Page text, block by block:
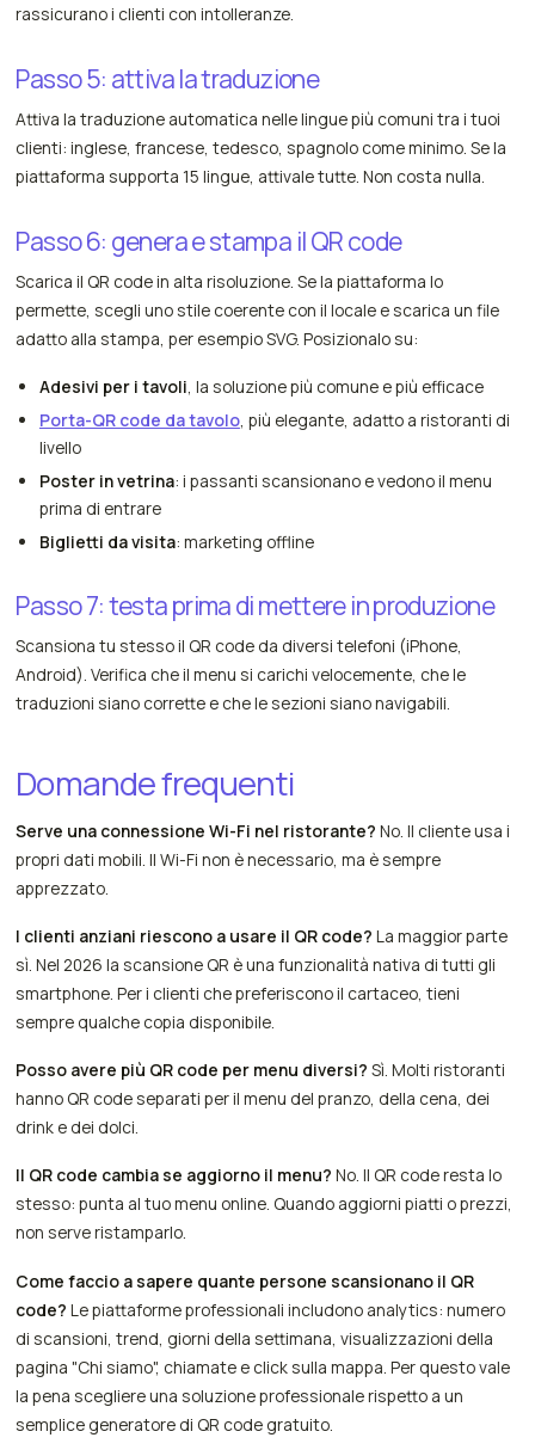
rassicurano i clienti con intolleranze.
Passo 5: attiva la traduzione
Attiva la traduzione automatica nelle lingue più comuni tra i tuoi
clienti: inglese, francese, tedesco, spagnolo come minimo. Se la
piattaforma supporta 15 lingue, attivale tutte. Non costa nulla.
Passo 6: genera e stampa il QR code
Scarica il QR code in alta risoluzione. Se la piattaforma lo
permette, scegli uno stile coerente con il locale e scarica un file
adatto alla stampa, per esempio SVG. Posizionalo su:
Adesivi per i tavoli, la soluzione più comune e più efficace
Porta-QR code da tavolo, più elegante, adatto a ristoranti di
livello
Poster in vetrina: i passanti scansionano e vedono il menu
prima di entrare
Biglietti da visita: marketing offline
Passo 7: testa prima di mettere in produzione
Scansiona tu stesso il QR code da diversi telefoni (iPhone,
Android). Verifica che il menu si carichi velocemente, che le
traduzioni siano corrette e che le sezioni siano navigabili.
Domande frequenti
Serve una connessione Wi-Fi nel ristorante? No. Il cliente usa i
propri dati mobili. Il Wi-Fi non è necessario, ma è sempre
apprezzato.
I clienti anziani riescono a usare il QR code? La maggior parte
sì. Nel 2026 la scansione QR è una funzionalità nativa di tutti gli
smartphone. Per i clienti che preferiscono il cartaceo, tieni
sempre qualche copia disponibile.
Posso avere più QR code per menu diversi? Sì. Molti ristoranti
hanno QR code separati per il menu del pranzo, della cena, dei
drink e dei dolci.
Il QR code cambia se aggiorno il menu? No. Il QR code resta lo
stesso: punta al tuo menu online. Quando aggiorni piatti o prezzi,
non serve ristamparlo.
Come faccio a sapere quante persone scansionano il QR
code? Le piattaforme professionali includono analytics: numero
di scansioni, trend, giorni della settimana, visualizzazioni della
pagina "Chi siamo", chiamate e click sulla mappa. Per questo vale
la pena scegliere una soluzione professionale rispetto a un
semplice generatore di QR code gratuito.